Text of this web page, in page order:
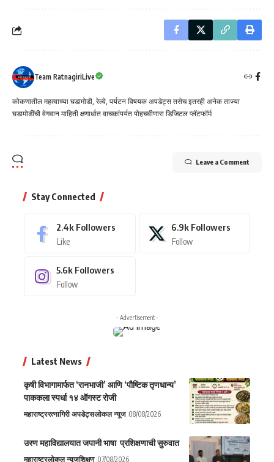
Team RatnagiriLive
कोकणातील महत्वाच्या घडामोडी, रेल्वे, पर्यटन विषयक अपडेट्स तसेच इतरही अनेक ताज्या
घडामोडींची वेगवान माहिती क्षणार्धात वाचकांपर्यत पोहचवीणारा डिजिटल प्लॅटफॉर्म
Leave a Comment
Stay Connected
2.4k Followers
Like
6.9k Followers
Follow
5.6k Followers
Follow
- Advertisement -
Latest News
कृषी विभागामार्फत ‘रानभाजी’ आणि ‘पौष्टिक तृणधान्य’
पाककला स्पर्धा १४ ऑगस्ट रोजी
महाराष्ट्ररत्नागिरी अपडेट्सलोकल न्यूज 08/08/2026
उरण महाविद्यालयात जपानी भाषा प्रशिक्षणाची सुरुवात
महाराष्ट्रलोकल न्यूजशिक्षण 07/08/2026